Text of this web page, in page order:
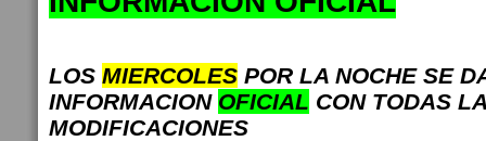
LOS MIERCOLES POR LA NOCHE SE
INFORMACION OFICIAL CON TODAS
MODIFICACIONES